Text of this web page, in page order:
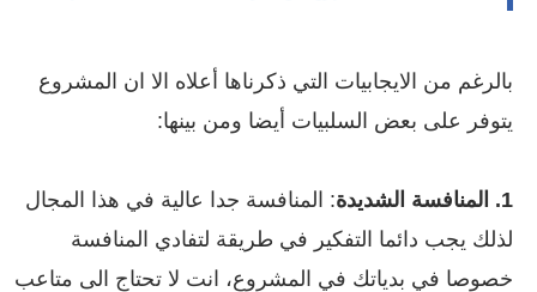
بالرغم من الايجابيات التي ذكرناها أعلاه الا ان المشروع
يتوفر على بعض السلبيات أيضا ومن بينها:
1. المنافسة الشديدة
: المنافسة جدا عالية في هذا المجال
لذلك يجب دائما التفكير في طريقة لتفادي المنافسة
خصوصا في بدياتك في المشروع، انت لا تحتاج الى متاعب